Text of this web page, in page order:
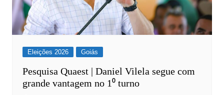
Eleições 2026 Goiás
Pesquisa Quaest | Daniel Vilela segue com
grande vantagem no 1⁰ turno